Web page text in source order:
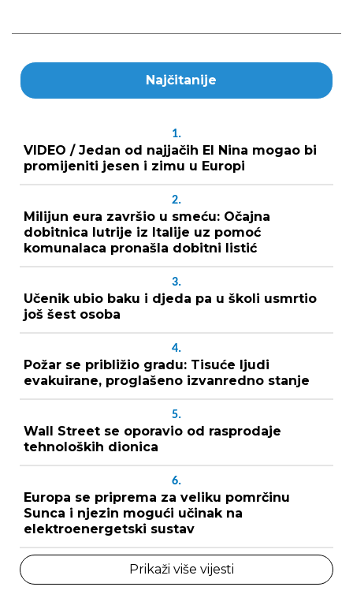
Najčitanije
1.
VIDEO / Jedan od najjačih El Nina mogao bi
promijeniti jesen i zimu u Europi
2.
Milijun eura završio u smeću: Očajna
dobitnica lutrije iz Italije uz pomoć
komunalaca pronašla dobitni listić
3.
Učenik ubio baku i djeda pa u školi usmrtio
još šest osoba
4.
Požar se približio gradu: Tisuće ljudi
evakuirane, proglašeno izvanredno stanje
5.
Wall Street se oporavio od rasprodaje
tehnoloških dionica
6.
Europa se priprema za veliku pomrčinu
Sunca i njezin mogući učinak na
elektroenergetski sustav
Prikaži više vijesti